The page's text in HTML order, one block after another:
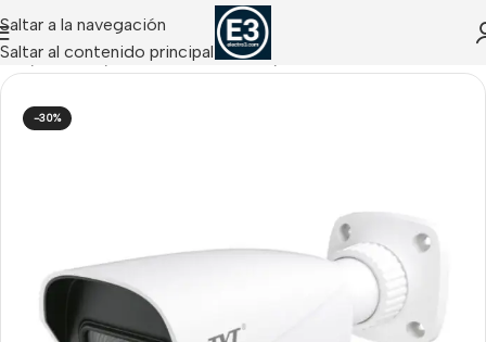
Saltar a la navegación
Saltar al contenido principal
/CCTV IP/Cámaras IP Tubulares
-30%